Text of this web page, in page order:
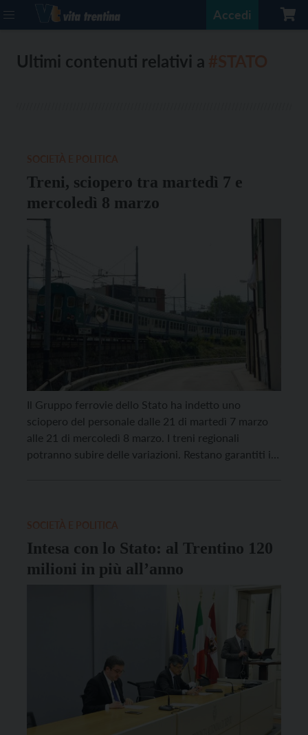
Accedi
Ultimi contenuti relativi a
Treni, sciopero tra martedì 7 e
mercoledì 8 marzo
Il Gruppo ferrovie dello Stato ha indetto uno
sciopero del personale dalle 21 di martedì 7 marzo
alle 21 di mercoledì 8 marzo. I treni regionali
potranno subire delle variazioni. Restano garantiti i
Intesa con lo Stato: al Trentino 120
milioni in più all’anno